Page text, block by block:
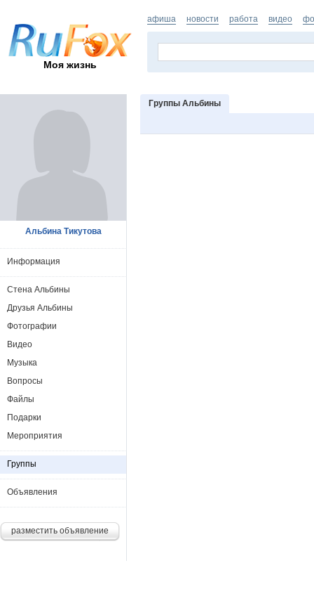
Моя жизнь
афиша новости работа видео
Группы Альбины
Альбина Тикутова
Информация
Стена Альбины
Друзья Альбины
Фотографии
Видео
Музыка
Вопросы
Файлы
Подарки
Мероприятия
Группы
Объявления
разместить объявление